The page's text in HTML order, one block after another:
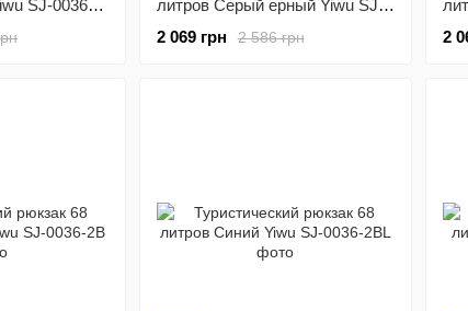
SJ-0036-
литров Серый ерный Yiwu SJ-
2 586 грн
2 069 грн 2